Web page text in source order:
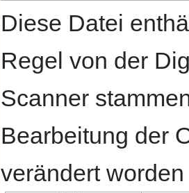
Diese Datei
Regel von der
Scanner
Bearbeitung der
verändert